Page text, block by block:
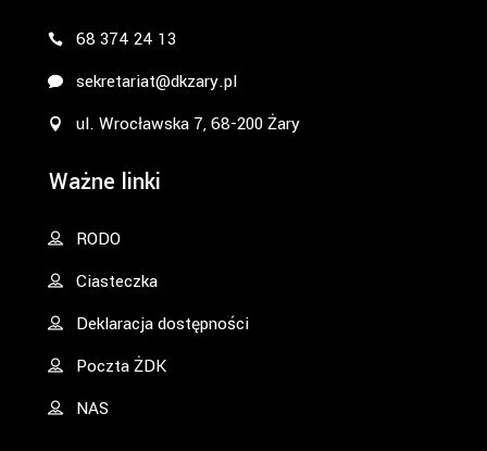
68 374 24 13
sekretariat@dkzary.pl
ul. Wrocławska 7, 68-200 Żary
Ważne linki
RODO
Ciasteczka
Deklaracja dostępności
Poczta ŻDK
NAS